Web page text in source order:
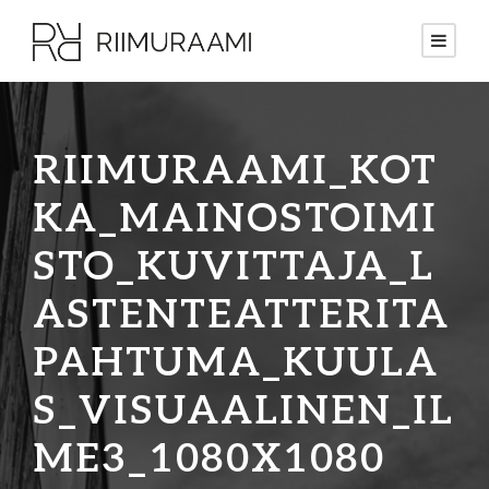
RIIMURAAMI_KOT
KA_MAINOSTOIMI
STO_KUVITTAJA_L
ASTENTEATTERITA
PAHTUMA_KUULA
S_VISUAALINEN_IL
ME3_1080X1080